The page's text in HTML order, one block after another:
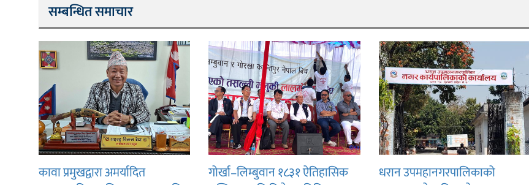
सम्बन्धित समाचार
कावा प्रमुखद्वारा अमर्यादित
गोर्खा–लिम्बुवान १८३१ ऐतिहासिक
धरान उपमहानगरपालिकाको